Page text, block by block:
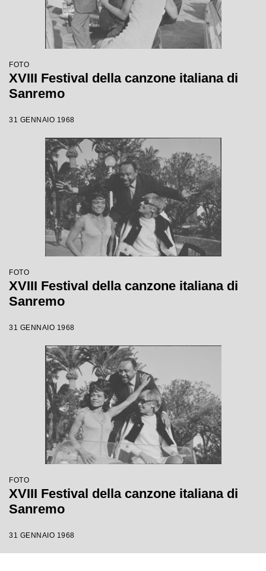
FOTO
XVIII Festival della canzone italiana di
Sanremo
31 GENNAIO 1968
FOTO
XVIII Festival della canzone italiana di
Sanremo
31 GENNAIO 1968
FOTO
XVIII Festival della canzone italiana di
Sanremo
31 GENNAIO 1968